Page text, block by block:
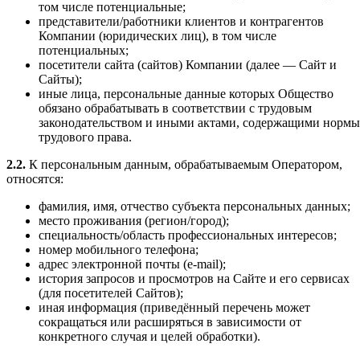
том числе потенциальные;
представители/работники клиентов и контрагентов
Компании (юридических лиц), в том числе
потенциальных;
посетители сайта (сайтов) Компании (далее — Сайт и
Сайты);
иные лица, персональные данные которых Общество
обязано обрабатывать в соответствии с трудовым
законодательством и иными актами, содержащими нормы
трудового права.
2.2. К персональным данным, обрабатываемым Оператором,
относятся:
фамилия, имя, отчество субъекта персональных данных;
место проживания (регион/город);
специальность/область профессиональных интересов;
номер мобильного телефона;
адрес электронной почты (e‑mail);
история запросов и просмотров на Сайте и его сервисах
(для посетителей Сайтов);
иная информация (приведённый перечень может
сокращаться или расширяться в зависимости от
конкретного случая и целей обработки).